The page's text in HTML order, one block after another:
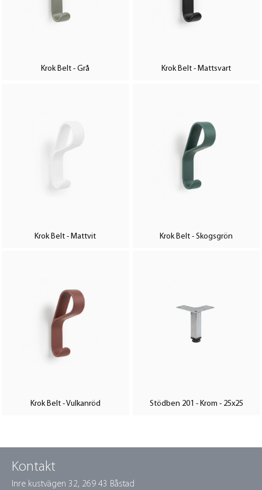
Krok Belt - Grå Krok Belt - Mattsvart
Krok Belt - Mattvit Krok Belt - Skogsgrön
Krok Belt - Vulkanröd Stödben 201 - Krom - 25x25
Kontakt
Inre kustvägen 32, 269 43 Båstad